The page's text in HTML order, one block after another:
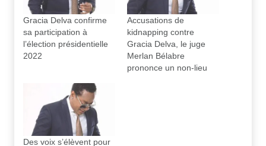
Gracia Delva confirme
sa participation à
l’élection présidentielle
2022
Accusations de
kidnapping contre
Gracia Delva, le juge
Merlan Bélabre
prononce un non-lieu
Des voix s’élèvent pour